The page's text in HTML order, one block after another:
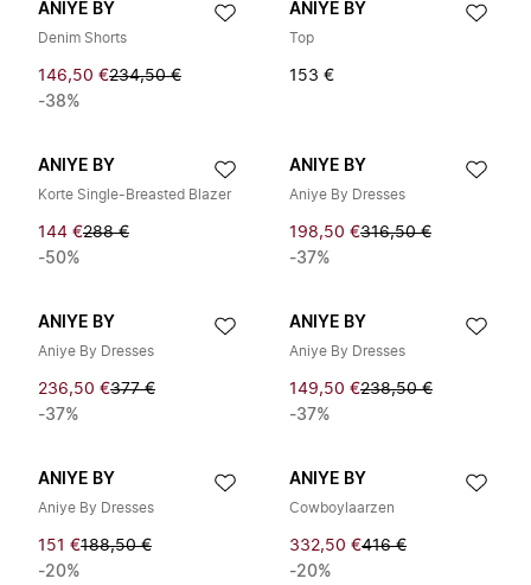
ANIYE BY
Denim Shorts
146,50 €234,50 €
-38%
ANIYE BY
Top
153 €
ANIYE BY
Korte Single-Breasted Blazer
144 €288 €
-50%
ANIYE BY
Aniye By Dresses
198,50 €316,50 €
-37%
ANIYE BY
Aniye By Dresses
236,50 €377 €
-37%
ANIYE BY
Aniye By Dresses
149,50 €238,50 €
-37%
ANIYE BY
Aniye By Dresses
151 €188,50 €
-20%
ANIYE BY
Cowboylaarzen
332,50 €416 €
-20%